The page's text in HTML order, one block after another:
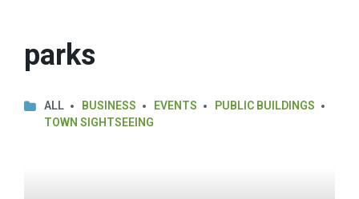
parks
ALL BUSINESS EVENTS
PUBLIC BUILDINGS
TOWN SIGHTSEEING